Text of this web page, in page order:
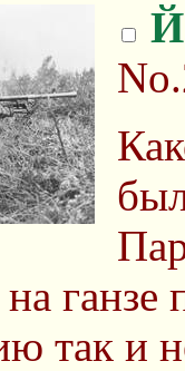
на
так и